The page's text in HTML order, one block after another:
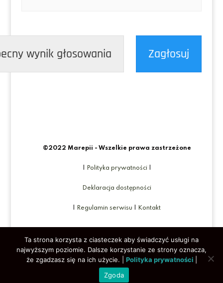
wynik głosowania Zagłosuj
©2022 Marepii - Wszelkie prawa zastrzeżone
Polityka prywatności|
Deklaracja dostępności
Regulamin serwisu Kontakt
Ta strona korzysta z ciasteczek aby świadczyć usługi na
najwyższym poziomie. Dalsze korzystanie ze strony oznacza,
że zgadzasz się na ich użycie. | Polityka prywatności
Zgoda